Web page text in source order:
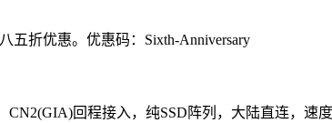
五折优惠。优惠码： Sixth-Anniversary
CN2(GIA)回程接入，纯SSD阵列，大陆直连，速